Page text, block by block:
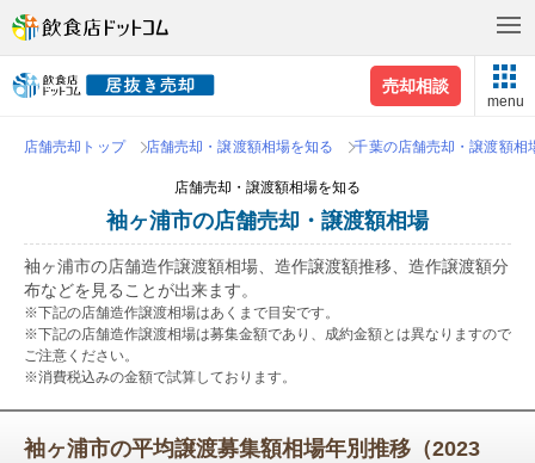
売却相談
menu
店舗売却トップ 店舗売却・譲渡額相場を知る 千葉の店舗売却・譲渡額相
店舗売却・譲渡額相場を知る
袖ヶ浦市の店舗売却・譲渡額相場
袖ヶ浦市の店舗造作譲渡額相場、造作譲渡額推移、造作譲渡額分
布などを見ることが出来ます。
※下記の店舗造作譲渡相場はあくまで目安です。
※下記の店舗造作譲渡相場は募集金額であり、成約金額とは異なりますので
ご注意ください。
※消費税込みの金額で試算しております。
袖ヶ浦市の平均譲渡募集額相場年別推移（2023